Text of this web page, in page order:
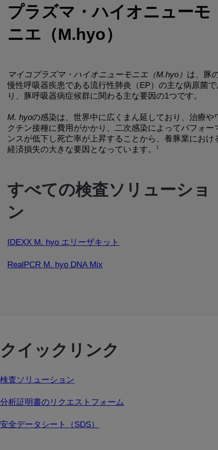
プラズマ・ハイオニューモ
ニエ（M.hyo）
マイコプラズマ・ハイオニューモニエ（M.hyo） は、豚
慢性呼吸器疾患である流行性肺炎（EP）の主な病原菌
り、豚呼吸器病症候群に関わる主な要因の1つです。
M. hyoの感染は、世界中に広くまん延しており、治療や
クチン接種に費用がかかり、二次感染によってパフォー
ンスが低下し死亡率が上昇することから、養豚業におけ
経済損失の大きな要因となっています。
1
すべての検査ソリューショ
ン
IDEXX M. hyo エリーザキット
RealPCR M. hyo DNA Mix
クイックリンク
検査ソリューション
分析証明書のリクエストフォーム
安全データシート（SDS）